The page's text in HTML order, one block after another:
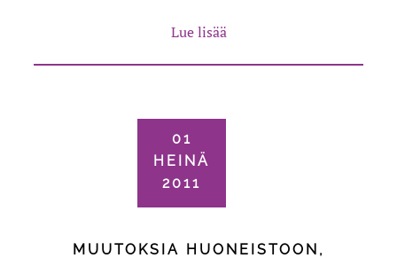
Lue lisää
01
HEINÄ
2011
MUUTOKSIA HUONEISTOON,